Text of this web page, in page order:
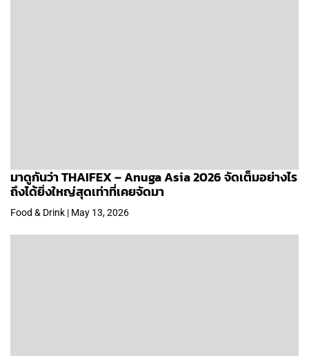
มาดูกันว่า THAIFEX – Anuga Asia 2026 จัดเต็มอย่างไร
ถึงได้ยิ่งใหญ่สุดเท่าที่เคยจัดมา
Food & Drink | May 13, 2026